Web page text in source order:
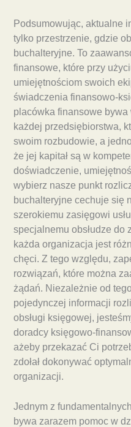
Podsumowując, aktualne
tylko przestrzenie, gdzie
buchalteryjne. To
finansowe, które przy
umiejętnościom swoich
świadczenia finansowo-
placówka finansowe bywa
każdej przedsiębiorstwa,
swoim rozbudowie, a
że jej kapitał są w
doświadczenie,
wybierz nasze punkt
buchalteryjne cechuje się
szerokiemu zasięgowi
specjalnemu obsłudze do
każda organizacja jest
chęci. Z tego względu,
rozwiązań, które można
żądań. Niezależnie od
pojedynczej informacji
obsługi księgowej,
doradcy księgowo-
ażeby przekazać Ci
zdołał dokonywać
organizacji.
Jednym z
bywa zarazem pomoc w